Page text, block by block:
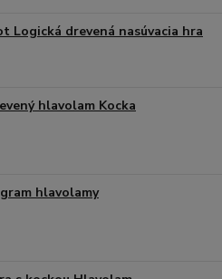
Logická drevená nasúvacia hra
hlavolam Kocka
hlavolamy